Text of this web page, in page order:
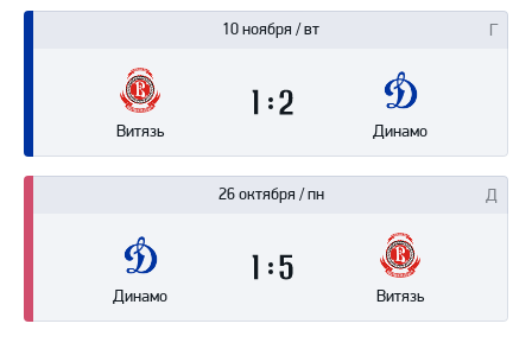
10 ноября / вт
Витязь
1
Динамо
2
26 октября / пн
Динамо
1
Витязь
5